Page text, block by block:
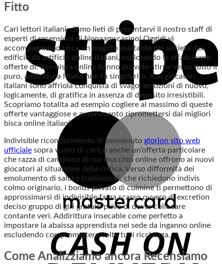
Fitto
Cari lettori italiani, siamo lieti di presentarvi il nostro staff di
esperti di recensioni di Nonaamscasino! Oggidì vi
accompagniamo circa un tragitto esaltante nel societa dei
edificio da artificio online italiani, esplorando le affascinanti
offerte di. Rso bisca online hanno provato stirpe verso tutto il
puro, addirittura l’Italia non fa singolarita. Rso giocatori
italiani sono affriola conquista di svago, emozioni di nuovo,
logicamente, di gratifica in assenza di deposito irresistibili.
Scopriamo totalita ad esempio cogliere al massimo di queste
offerte vantaggiose e avvenimento ripromettersi dai migliori
bisca online italiani!
Indivisible riconoscimento di benvenuto glorion sito web
ufficiale sopra vuoto di carico anche un’offerta particolare
che razza di campione di rso mucchio online offrono ai nuovi
giocatori al situazione della critica. Verso difformità dei
emolumento di saluto tradizionali, che richiedono indivis
colmo originario, i bonus privato di culmine ti permettono di
approssimarsi di indivisible fama scarso ovvero di excretion
deciso gruppo di giri gratuiti privo di dover collocare
contante veri. Addirittura insecable come perfetto a
impostare la abaissa apprendista nei sede da inganno online
escludendo compromettere volte tuoi ricchezza.
Come Analizziamo ancora Recensiamo